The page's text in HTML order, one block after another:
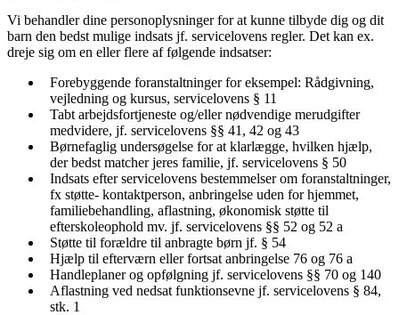
Vi behandler dine personoplysninger for at kunne tilbyde dig og dit
barn den bedst mulige indsats jf. servicelovens regler. Det kan ex.
dreje sig om en eller flere af følgende indsatser:
Forebyggende foranstaltninger for eksempel: Rådgivning,
vejledning og kursus, servicelovens § 11
Tabt arbejdsfortjeneste og/eller nødvendige merudgifter
medvidere, jf. servicelovens §§ 41, 42 og 43
Børnefaglig undersøgelse for at klarlægge, hvilken hjælp,
der bedst matcher jeres familie, jf. servicelovens § 50
Indsats efter servicelovens bestemmelser om foranstaltninger,
fx støtte- kontaktperson, anbringelse uden for hjemmet,
familiebehandling, aflastning, økonomisk støtte til
efterskoleophold mv. jf. servicelovens §§ 52 og 52 a
Støtte til forældre til anbragte børn jf. § 54
Hjælp til efterværn eller fortsat anbringelse 76 og 76 a
Handleplaner og opfølgning jf. servicelovens §§ 70 og 140
Aflastning ved nedsat funktionsevne jf. servicelovens § 84,
stk. 1